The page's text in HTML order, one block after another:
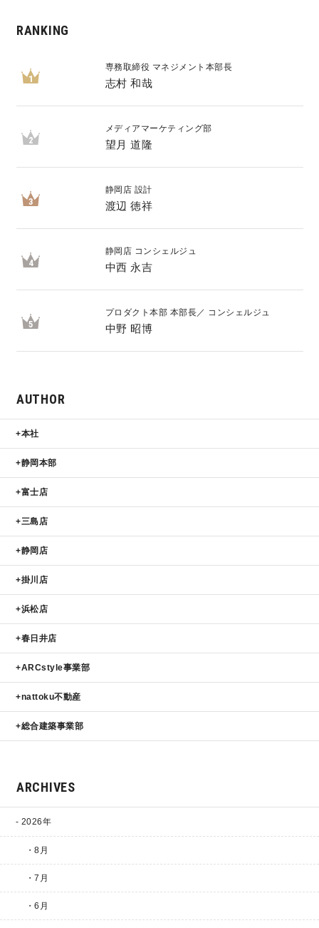
RANKING
1
専務取締役 マネジメント本部長
志村 和哉
2
メディアマーケティング部
望月 道隆
3
静岡店 設計
渡辺 徳祥
4
静岡店 コンシェルジュ
中西 永吉
5
プロダクト本部 本部長／ コンシェルジュ
中野 昭博
AUTHOR
本社
静岡本部
富士店
三島店
静岡店
掛川店
浜松店
春日井店
ARCstyle事業部
nattoku不動産
総合建築事業部
ARCHIVES
2026年
・8月
・7月
・6月